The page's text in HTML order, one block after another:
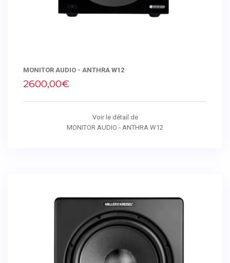
MONITOR AUDIO - ANTHRA W12
2600,00€
Voir le détail de
MONITOR AUDIO - ANTHRA W12